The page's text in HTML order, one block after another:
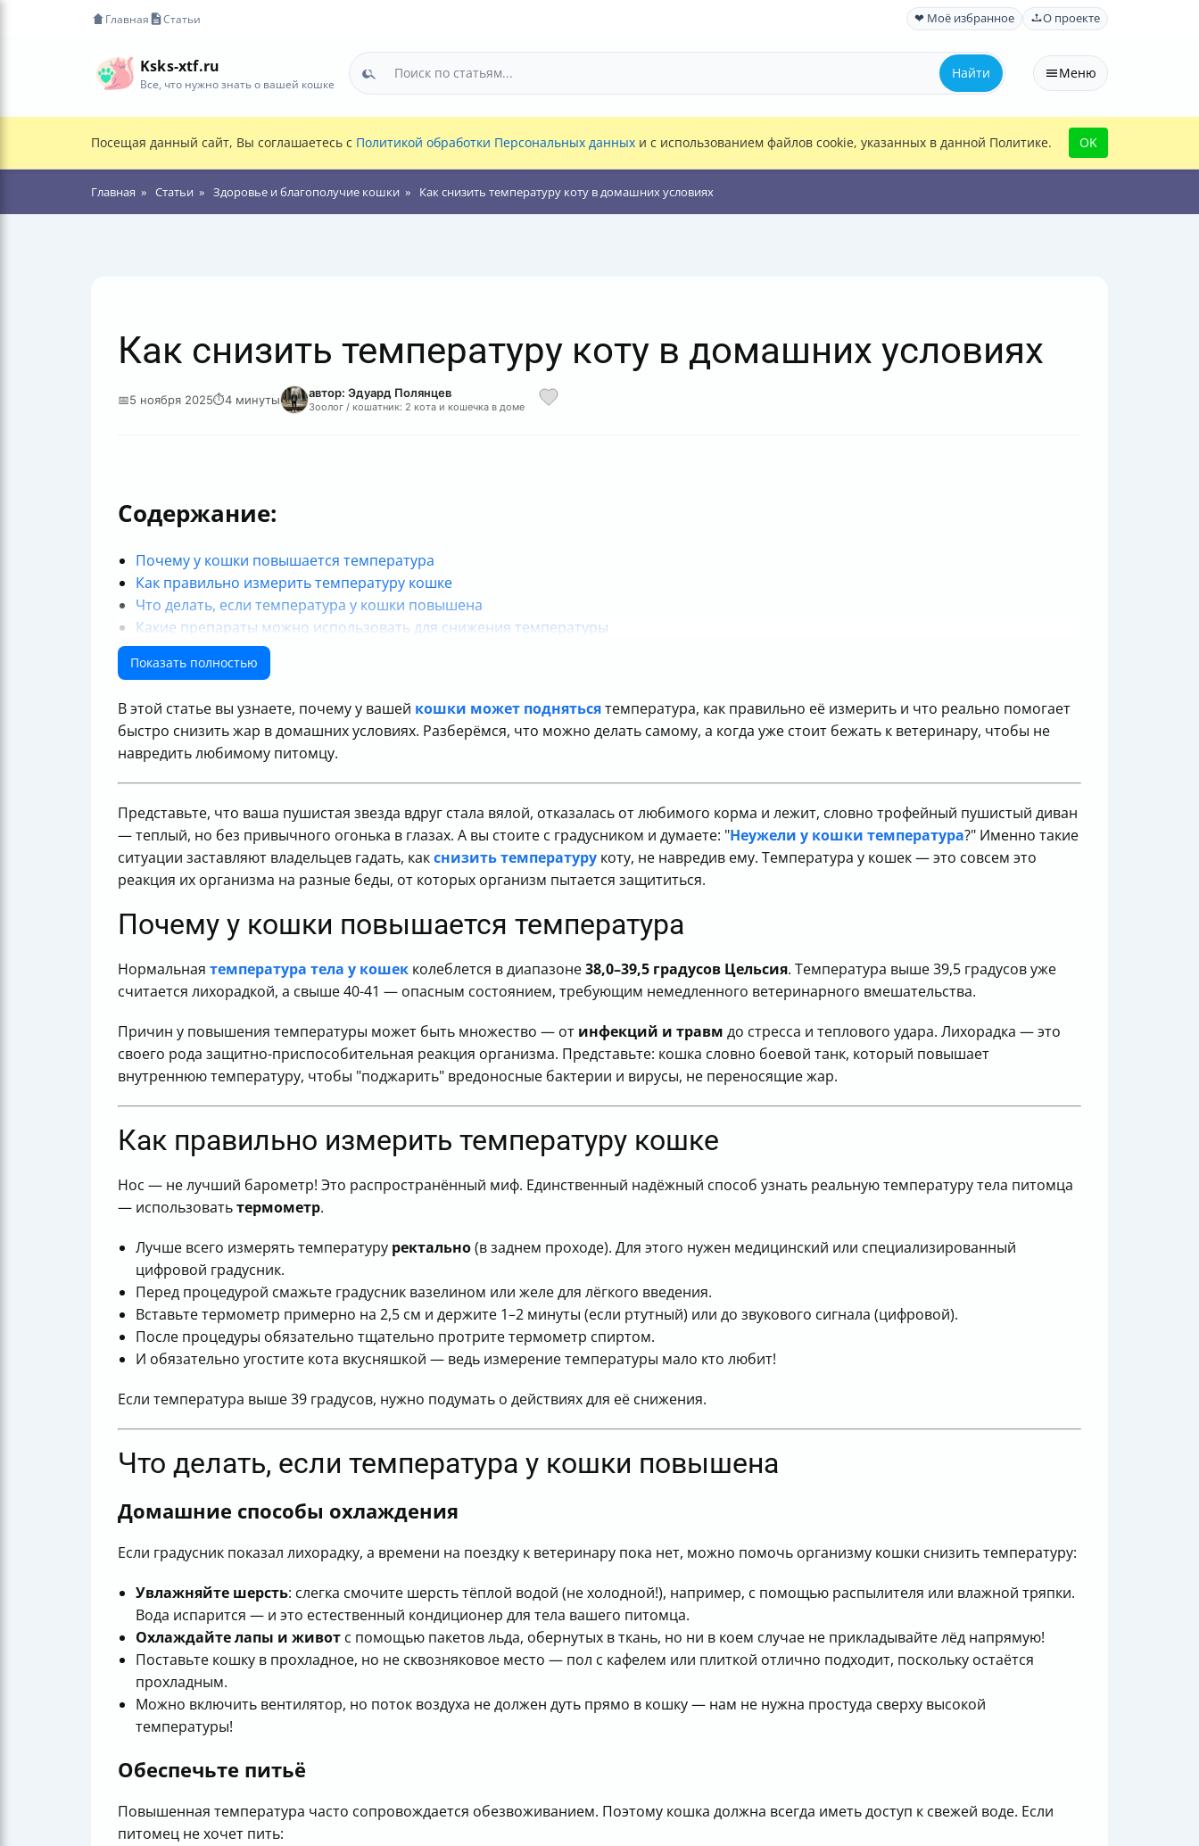
Главная Статьи ❤ Моё избранное О проекте
Ksks-xtf.ru
Все, что нужно знать о вашей кошке
Найти Меню
Посещая данный сайт, Вы соглашаетесь с Политикой обработки Персональных данных и с использованием файлов cookie, указанных в данной Политике. OK
Главная Статьи Здоровье и благополучие кошки Как снизить температуру коту в домашних условиях
Как снизить температуру коту в домашних условиях
📅5 ноября 2025⏱4 минуты автор: Эдуард Полянцев
Зоолог / кошатник: 2 кота и кошечка в доме
Содержание:
Почему у кошки повышается температура
Как правильно измерить температуру кошке
Что делать, если температура у кошки повышена
Какие препараты можно использовать для снижения температуры
Когда бежать к ветеринару
Итог
Показать полностью
В этой статье вы узнаете, почему у вашей кошки может поднятьсятемпература, как правильно её измерить и что реально помогает
быстро снизить жар в домашних условиях. Разберёмся, что можно делать самому, а когда уже стоит бежать к ветеринару, чтобы не
навредить любимому питомцу.
Представьте, что ваша пушистая звезда вдруг стала вялой, отказалась от любимого корма и лежит, словно трофейный пушистый диван
— теплый, но без привычного огонька в глазах. А вы стоите с градусником и думаете: "Неужели у кошки температура?" Именно такие
ситуации заставляют владельцев гадать, какснизить температуру коту, не навредив ему. Температура у кошек — это совсем это
реакция их организма на разные беды, от которых организм пытается защититься.
Почему у кошки повышается температура
Нормальная температура тела у кошек колеблется в диапазоне38,0–39,5 градусов Цельсия. Температура выше 39,5 градусов уже
считается лихорадкой, а свыше 40-41 — опасным состоянием, требующим немедленного ветеринарного вмешательства.
Причин у повышения температуры может быть множество — от инфекций и травм до стресса и теплового удара. Лихорадка — это
своего рода защитно-приспособительная реакция организма. Представьте: кошка словно боевой танк, который повышает
внутреннюю температуру, чтобы "поджарить" вредоносные бактерии и вирусы, не переносящие жар.
Как правильно измерить температуру кошке
Нос — не лучший барометр! Это распространённый миф. Единственный надёжный способ узнать реальную температуру тела питомца
— использоватьтермометр.
Лучше всего измерять температуру ректально(в заднем проходе). Для этого нужен медицинский или специализированный
цифровой градусник.
Перед процедурой смажьте градусник вазелином или желе для лёгкого введения.
Вставьте термометр примерно на 2,5 см и держите 1–2 минуты (если ртутный) или до звукового сигнала (цифровой).
После процедуры обязательно тщательно протрите термометр спиртом.
И обязательно угостите кота вкусняшкой — ведь измерение температуры мало кто любит!
Если температура выше 39 градусов, нужно подумать о действиях для её снижения.
Что делать, если температура у кошки повышена
Домашние способы охлаждения
Если градусник показал лихорадку, а времени на поездку к ветеринару пока нет, можно помочь организму кошки снизить температуру:
Увлажняйте шерсть: слегка смочите шерсть тёплой водой (не холодной!), например, с помощью распылителя или влажной тряпки.
Вода испарится — и это естественный кондиционер для тела вашего питомца.
Охлаждайте лапы и живот с помощью пакетов льда, обернутых в ткань, но ни в коем случае не прикладывайте лёд напрямую!
Поставьте кошку в прохладное, но не сквозняковое место — пол с кафелем или плиткой отлично подходит, поскольку остаётся
прохладным.
Можно включить вентилятор, но поток воздуха не должен дуть прямо в кошку — нам не нужна простуда сверху высокой
температуры!
Обеспечьте питьё
Повышенная температура часто сопровождается обезвоживанием. Поэтому кошка должна всегда иметь доступ к свежей воде. Если
питомец не хочет пить: